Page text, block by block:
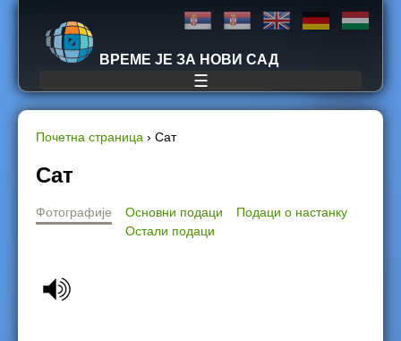
Jump to navigation
ВРЕМЕ ЈЕ ЗА НОВИ САД
☰
Y
o
Почетна страница › Сат
Сат
Фотографије Основни подаци
Подаци о настанку
Остали подаци